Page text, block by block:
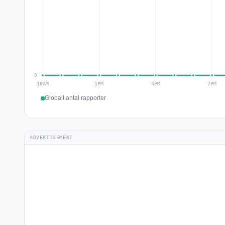
Globalt antal rapporter
ADVERTISEMENT